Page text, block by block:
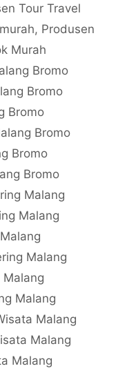
Tour Travel
, Produsen
Murah
Bromo
Bromo
Bromo
Bromo
Bromo
Bromo
Malang
Malang
Malang
Malang
Malang
Malang
Malang
Malang